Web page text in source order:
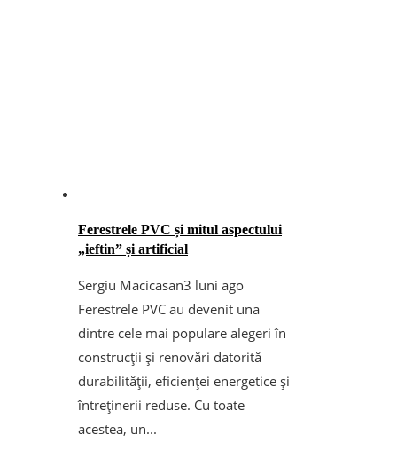
Ferestrele PVC și mitul aspectului
„ieftin” și artificial
Sergiu Macicasan3 luni ago
Ferestrele PVC au devenit una
dintre cele mai populare alegeri în
construcții și renovări datorită
durabilității, eficienței energetice și
întreținerii reduse. Cu toate
acestea, un...